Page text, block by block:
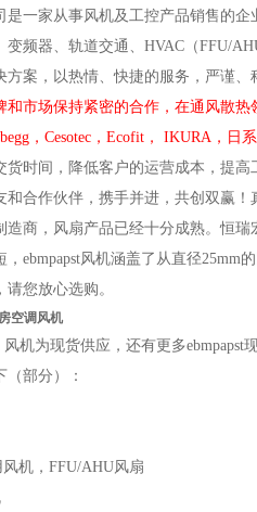
是一家从事风机及工控产品销售的
频器、轨道交通、HVAC（FFU/
方案，以热情、快捷的服务，严谨
市场保持紧密的合作，在通风散热
，Cesotec，Ecofit， IKURA，日
时间，降低客户的运营成本，提高
合作伙伴，携手并进，共创双赢！
造商，风扇产品已经十分成熟。恒瑞
ebmpapst风机涵盖了从直径25mm
您放心选购。
空调风机
机为现货供应，还有更多
部分）：
机，FFU/AHU风扇